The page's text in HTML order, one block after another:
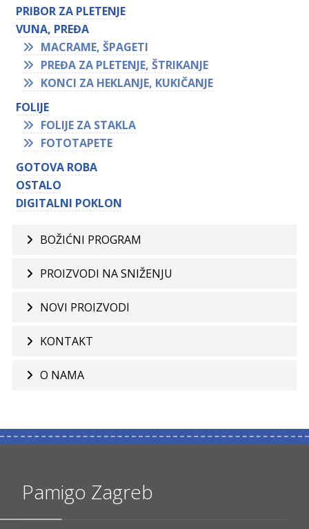
PRIBOR ZA PLETENJE
VUNA, PREĐA
MACRAME, ŠPAGETI
PREĐA ZA PLETENJE, ŠTRIKANJE
KONCI ZA HEKLANJE, KUKIČANJE
FOLIJE
FOLIJE ZA STAKLA
FOTOTAPETE
GOTOVA ROBA
OSTALO
DIGITALNI POKLON
BOŽIĆNI PROGRAM
PROIZVODI NA SNIŽENJU
NOVI PROIZVODI
KONTAKT
O NAMA
Pamigo Zagreb